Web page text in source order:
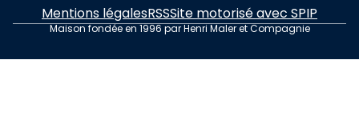
Mentions légalesRSSSite motorisé avec SPIP
Maison fondée en 1996 par Henri Maler et Compagnie